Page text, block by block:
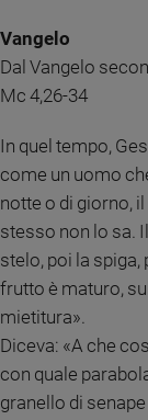
Bioetica
Video
Podcast
Privacy
Vangelo
Dal Vangelo
Mc 4,26-34
In quel tempo,
come un uomo
notte o di giorno,
stesso non lo sa.
stelo, poi la spiga,
frutto è maturo,
mietitura».
Diceva: «A che
con quale
granello di